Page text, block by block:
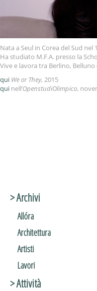
Nata a Seul in Corea del Sud nel
Ha studiato M.F.A. presso la
Vive e lavora tra Berlino, Belluno
qui We or They, 2015
qui nell’OpenstudiOlimpico,
> Archivi
Allóra
Architettura
Artisti
Lavori
> Attività